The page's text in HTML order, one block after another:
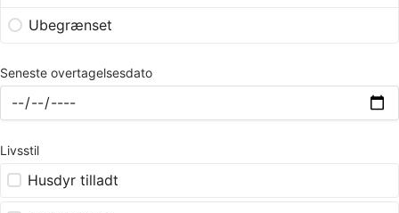
Ubegrænset
Seneste overtagelsesdato
Livsstil
Husdyr tilladt